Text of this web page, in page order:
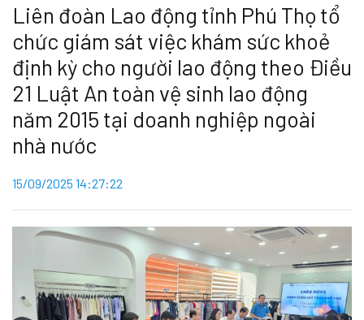
Liên đoàn Lao động tỉnh Phú Thọ tổ
chức giám sát việc khám sức khoẻ
định kỳ cho người lao động theo Điều
21 Luật An toàn vệ sinh lao động
năm 2015 tại doanh nghiệp ngoài
nhà nước
15/09/2025 14:27:22